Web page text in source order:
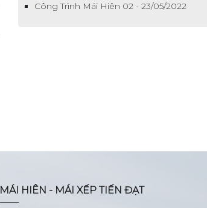
Công Trình Mái Hiên 02 - 23/05/2022
MÁI HIÊN - MÁI XẾP TIẾN ĐẠT